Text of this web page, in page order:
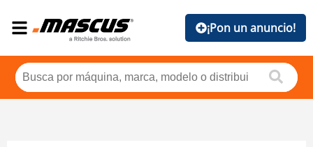
¡Pon un anuncio!